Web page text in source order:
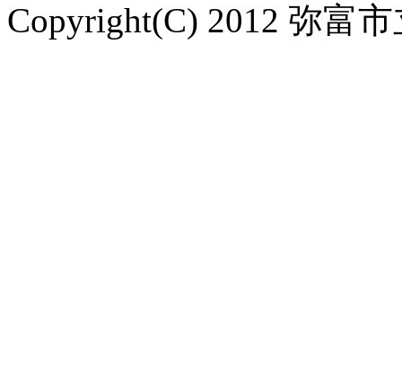
Copyright(C) 2012 弥富